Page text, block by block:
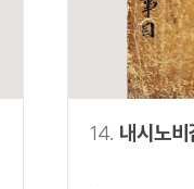
14. 내시노